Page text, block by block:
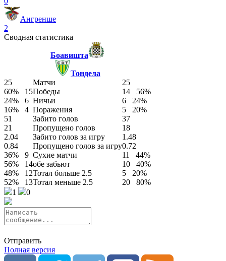
Ангренше
2
Сводная статистика
Боавишта
Тондела
25
Матчи
25
60% 15Победы 14 56%
24% 6 Ничьи 6 24%
16% 4 Поражения 5 20%
51
Забито голов
37
21
Пропущено голов
18
2.04
Забито голов за игру
1.48
0.84
Пропущено голов за игру0.72
36% 9 Сухие матчи 11 44%
56% 14обе забьют 10 40%
48% 12Тотал больше 2.5 5 20%
52% 13Тотал меньше 2.5 20 80%
1
0
Отправить
Полная версия